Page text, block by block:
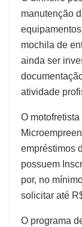
manutenção
mochila de
ainda ser
atividade
O
empréstimos
possuem
por, no
solicitar até
O programa